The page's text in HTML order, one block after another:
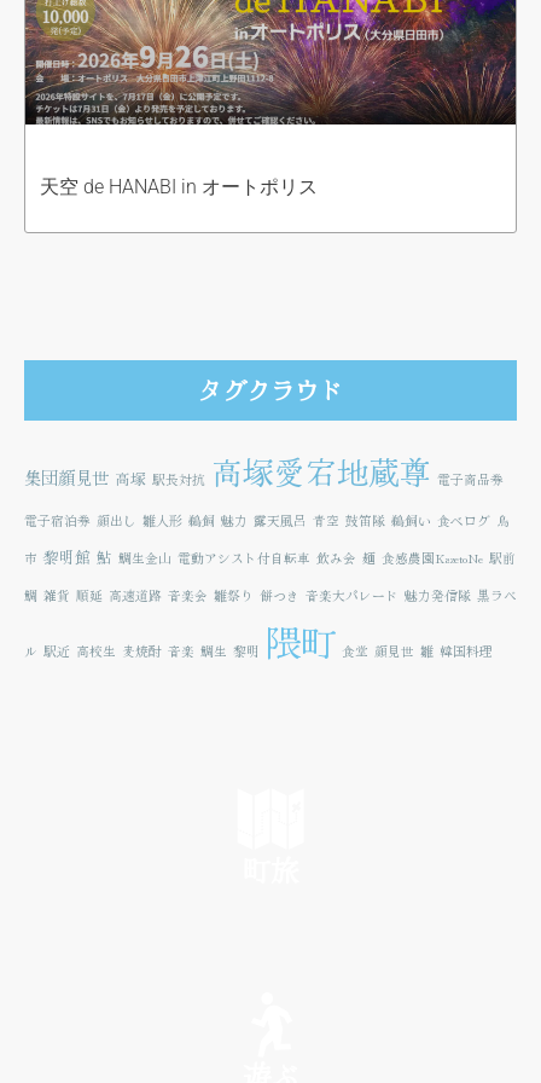
天空 de HANABI in オートポリス
タグクラウド
集団顔見世 高塚 駅長対抗 高塚愛宕地蔵尊 電子商品券
電子宿泊券 顔出し 雛人形 鵜飼 魅力 露天風呂 青空 鼓笛隊 鵜飼い 食べログ 鳥
市 黎明館 鮎 鯛生金山 電動アシスト付自転車 飲み会 麺 食感農園KazetoNe 駅前
鯛 雑貨 順延 高速道路 音楽会 雛祭り 餅つき 音楽大パレード 魅力発信隊 黒ラベ
ル 駅近 高校生 麦焼酎 音楽 鯛生 黎明 隈町 食堂 顔見世 雛 韓国料理